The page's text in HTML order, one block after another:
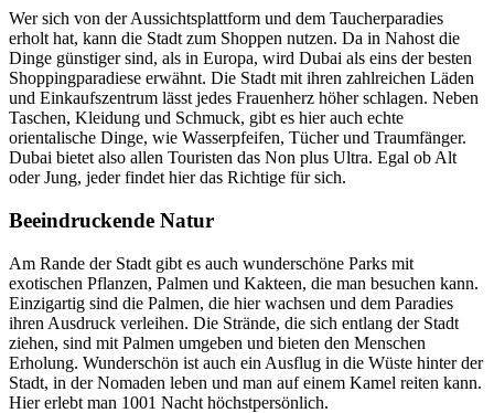
Wer sich von der Aussichtsplattform und dem Taucherparadies
erholt hat, kann die Stadt zum Shoppen nutzen. Da in Nahost die
Dinge günstiger sind, als in Europa, wird Dubai als eins der besten
Shoppingparadiese erwähnt. Die Stadt mit ihren zahlreichen Läden
und Einkaufszentrum lässt jedes Frauenherz höher schlagen. Neben
Taschen, Kleidung und Schmuck, gibt es hier auch echte
orientalische Dinge, wie Wasserpfeifen, Tücher und Traumfänger.
Dubai bietet also allen Touristen das Non plus Ultra. Egal ob Alt
oder Jung, jeder findet hier das Richtige für sich.
Beeindruckende Natur
Am Rande der Stadt gibt es auch wunderschöne Parks mit
exotischen Pflanzen, Palmen und Kakteen, die man besuchen kann.
Einzigartig sind die Palmen, die hier wachsen und dem Paradies
ihren Ausdruck verleihen. Die Strände, die sich entlang der Stadt
ziehen, sind mit Palmen umgeben und bieten den Menschen
Erholung. Wunderschön ist auch ein Ausflug in die Wüste hinter der
Stadt, in der Nomaden leben und man auf einem Kamel reiten kann.
Hier erlebt man 1001 Nacht höchstpersönlich.